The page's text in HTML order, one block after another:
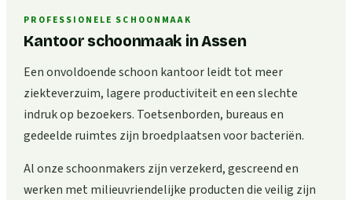
PROFESSIONELE SCHOONMAAK
Kantoor schoonmaak in Assen
Een onvoldoende schoon kantoor leidt tot meer
ziekteverzuim, lagere productiviteit en een slechte
indruk op bezoekers. Toetsenborden, bureaus en
gedeelde ruimtes zijn broedplaatsen voor bacteriën.
Al onze schoonmakers zijn verzekerd, gescreend en
werken met milieuvriendelijke producten die veilig zijn